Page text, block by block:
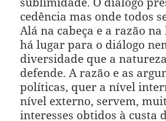
cedência mas onde todos
Alá na cabeça e a razão
há lugar para o diálogo
diversidade que a
defende. A razão e as
políticas, quer a nível
nível externo, servem,
interesses obtidos à custa